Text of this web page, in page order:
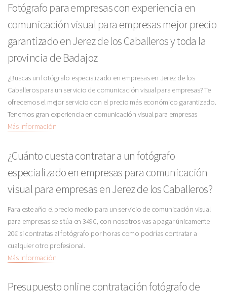
Fotógrafo para empresas con experiencia en
comunicación visual para empresas mejor precio
garantizado en Jerez de los Caballeros y toda la
provincia de Badajoz
¿Buscas un fotógrafo especializado en empresas en Jerez de los
Caballeros para un servicio de comunicación visual para empresas? Te
ofrecemos el mejor servicio con el precio más económico garantizado.
Tenemos gran experiencia en comunicación visual para empresas
Más Información
¿Cuánto cuesta contratar a un fotógrafo
especializado en empresas para comunicación
visual para empresas en Jerez de los Caballeros?
Para este año el precio medio para un servicio de comunicación visual
para empresas se sitúa en 349€, con nosotros vas a pagar únicamente
20€ si contratas al fotógrafo por horas como podrías contratar a
cualquier otro profesional.
Más Información
Presupuesto online contratación fotógrafo de